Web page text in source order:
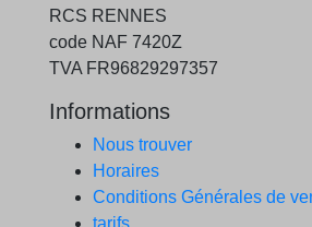
RCS RENNES
code NAF 7420Z
TVA FR96829297357
Informations
Nous trouver
Horaires
Conditions Générales de
tarifs